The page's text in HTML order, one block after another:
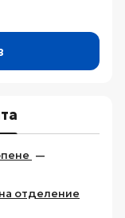
—
отделение